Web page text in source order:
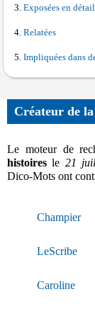
Exposées en détail
Relatées
Impliquées dans
Créateur de la
Le moteur de
histoires le 21
Dico-Mots ont
Champier
LeScribe
Caroline